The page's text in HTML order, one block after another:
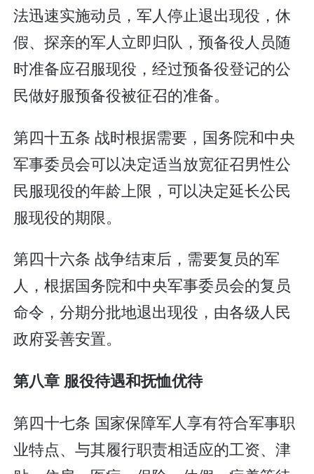
法迅速实施动员，军人停止退出现役，休
假、探亲的军人立即归队，预备役人员随
时准备应召服现役，经过预备役登记的公
民做好服预备役被征召的准备。
第四十五条 战时根据需要，国务院和中央
军事委员会可以决定适当放宽征召男性公
民服现役的年龄上限，可以决定延长公民
服现役的期限。
第四十六条 战争结束后，需要复员的军
人，根据国务院和中央军事委员会的复员
命令，分期分批地退出现役，由各级人民
政府妥善安置。
第八章 服役待遇和抚恤优待
第四十七条 国家保障军人享有符合军事职
业特点、与其履行职责相适应的工资、津